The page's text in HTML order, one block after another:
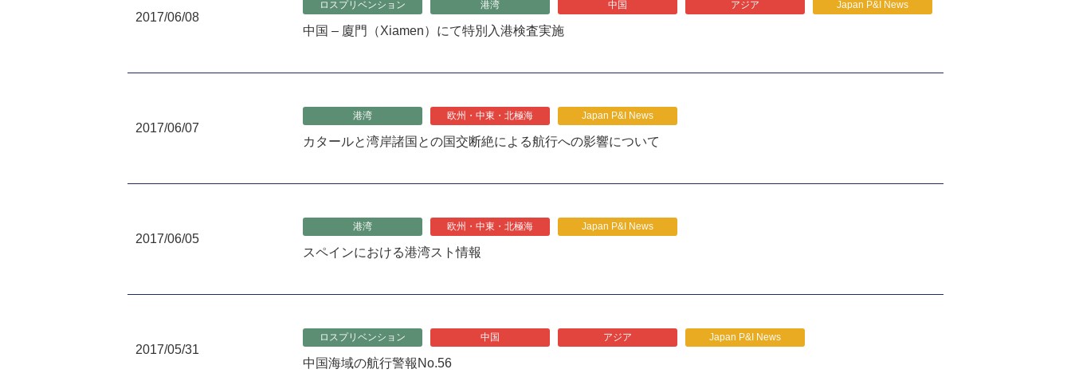
2017/06/08
ロスプリベンション 港湾 中国 アジア Japan P&I News
中国 – 廈門（Xiamen）にて特別入港検査実施
2017/06/07
港湾 欧州・中東・北極海 Japan P&I News
カタールと湾岸諸国との国交断絶による航行への影響について
2017/06/05
港湾 欧州・中東・北極海 Japan P&I News
スペインにおける港湾スト情報
2017/05/31
ロスプリベンション 中国 アジア Japan P&I News
中国海域の航行警報No.56